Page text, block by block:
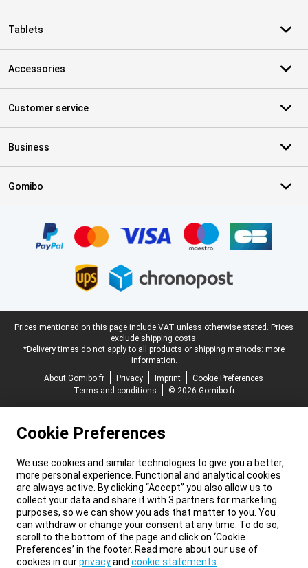
Tablets
Accessories
Customer service
Business
Gomibo
Legal footer
Prices mentioned on this page include VAT unless otherwise stated. Prices
exclude shipping costs.
*Delivery times do not apply to all products or shipping methods: more
information.
About Gomibo.fr
Privacy Imprint
Cookie Preferences
Terms and conditions
© 2026 Gomibo.fr
Cookie Preferences
We use cookies and similar technologies to give you a better,
more personal experience. Functional and analytical cookies
are always active. By clicking “Accept” you also allow us to
collect your data and share it with 3 partners for marketing
purposes, so we can show you ads that matter to you. You
can withdraw or change your consent at any time. To do so,
scroll to the bottom of the page and click on ‘Cookie
Preferences’ in the footer. Read more about our use of
cookies in ourprivacyand cookie statements